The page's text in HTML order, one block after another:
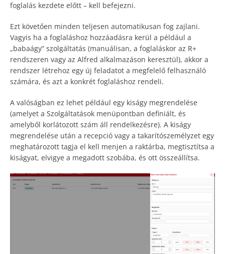
foglalás kezdete előtt – kell befejezni.
Ezt követően minden teljesen automatikusan fog zajlani.
Vagyis ha a foglaláshoz hozzáadásra kerül a például a
„babaágy” szolgáltatás (manuálisan, a foglaláskor az R+
rendszeren vagy az Alfred alkalmazáson keresztül), akkor a
rendszer létrehoz egy új feladatot a megfelelő felhasználó
számára, és azt a konkrét foglaláshoz rendeli.
A valóságban ez lehet például egy kiságy megrendelése
(amelyet a Szolgáltatások menüpontban definiált, és
amelyből korlátozott szám áll rendelkezésre). A kiságy
megrendelése után a recepció vagy a takarítószemélyzet egy
meghatározott tagja el kell menjen a raktárba, megtisztítsa a
kiságyat, elvigye a megadott szobába, és ott összeállítsa.